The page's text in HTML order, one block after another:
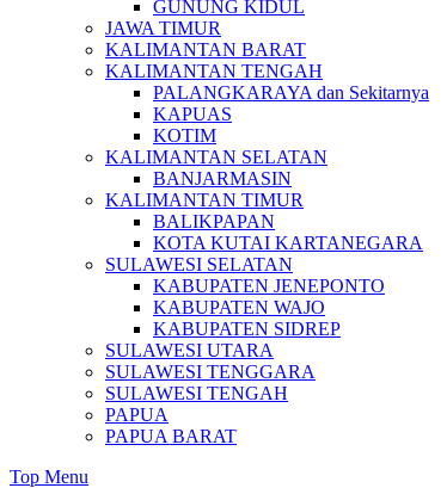
GUNUNG KIDUL
JAWA TIMUR
KALIMANTAN BARAT
KALIMANTAN TENGAH
PALANGKARAYA dan Sekitarnya
KAPUAS
KOTIM
KALIMANTAN SELATAN
BANJARMASIN
KALIMANTAN TIMUR
BALIKPAPAN
KOTA KUTAI KARTANEGARA
SULAWESI SELATAN
KABUPATEN JENEPONTO
KABUPATEN WAJO
KABUPATEN SIDREP
SULAWESI UTARA
SULAWESI TENGGARA
SULAWESI TENGAH
PAPUA
PAPUA BARAT
Top Menu